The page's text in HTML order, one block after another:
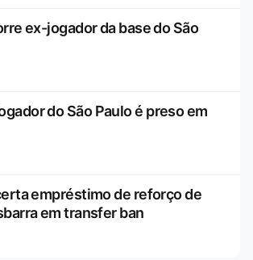
ex-jogador da base do São
do São Paulo é preso em
empréstimo de reforço de
em transfer ban